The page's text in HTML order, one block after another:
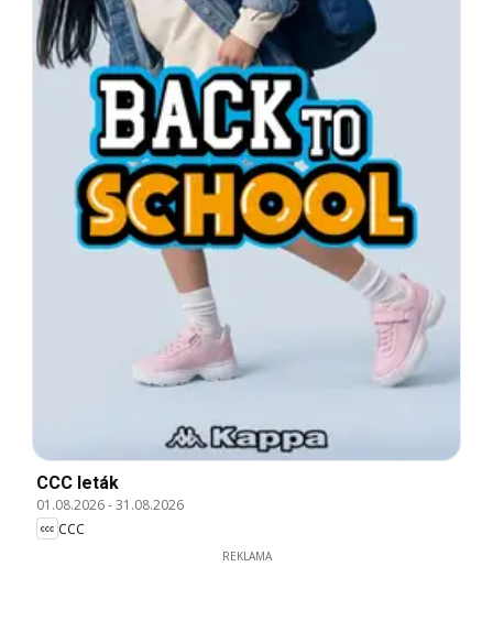
CCC leták
01.08.2026-31.08.2026
CCC
REKLAMA